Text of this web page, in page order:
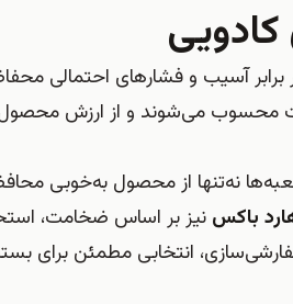
آسیب و فشارهای احتمالی
محسوب می‌شوند و از ارزش
نه‌تنها از محصول به‌خوبی
باکس نیز بر اساس ضخامت،
انتخابی مطمئن برای